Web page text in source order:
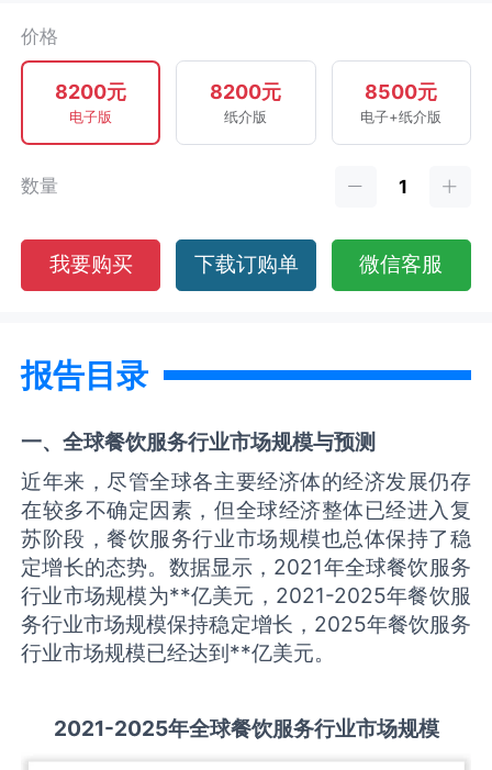
价格
8200元
电子版
8200元
纸介版
8500元
电子+纸介版
数量
我要购买 下载订购单 微信客服
报告目录
一、全球餐饮服务行业市场规模与预测
近年来，尽管全球各主要经济体的经济发展仍存
在较多不确定因素，但全球经济整体已经进入复
苏阶段，餐饮服务行业市场规模也总体保持了稳
定增长的态势。数据显示，2021年全球餐饮服务
行业市场规模为**亿美元，2021-2025年餐饮服
务行业市场规模保持稳定增长，2025年餐饮服务
行业市场规模已经达到**亿美元。
2021-2025年全球餐饮服务行业市场规模